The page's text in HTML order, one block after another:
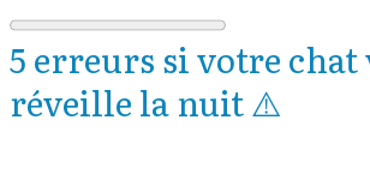
5 erreurs si votre chat
réveille la nuit ⚠️